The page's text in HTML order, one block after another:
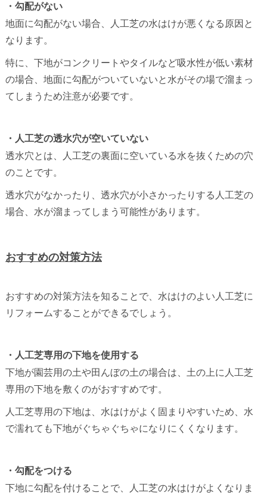
・勾配がない
地面に勾配がない場合、人工芝の水はけが悪くなる原因と
なります。
特に、下地がコンクリートやタイルなど吸水性が低い素材
の場合、地面に勾配がついていないと水がその場で溜まっ
てしまうため注意が必要です。
・人工芝の透水穴が空いていない
透水穴とは、人工芝の裏面に空いている水を抜くための穴
のことです。
透水穴がなかったり、透水穴が小さかったりする人工芝の
場合、水が溜まってしまう可能性があります。
おすすめの対策方法
おすすめの対策方法を知ることで、水はけのよい人工芝に
リフォームすることができるでしょう。
・人工芝専用の下地を使用する
下地が園芸用の土や田んぼの土の場合は、土の上に人工芝
専用の下地を敷くのがおすすめです。
人工芝専用の下地は、水はけがよく固まりやすいため、水
で濡れても下地がぐちゃぐちゃになりにくくなります。
・勾配をつける
下地に勾配を付けることで、人工芝の水はけがよくなりま